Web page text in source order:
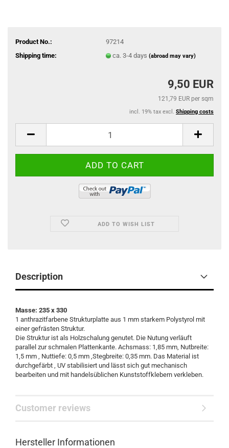
Product No.:
97214
Shipping time:
ca. 3-4 days (abroad may vary)
9,50 EUR
121,79 EUR per sqm
incl. 19% tax excl. Shipping costs
ADD TO WISH LIST
Description
Masse: 235 x 330
1 anthrazitfarbene Strukturplatte aus 1 mm starkem Polystyrol mit
einer gefrästen Struktur.
Die Struktur ist als Holzschalung genutet. Die Nutung verläuft
parallel zur schmalen Plattenkante. Achsmass: 1,85 mm, Nutbreite:
1,5 mm , Nuttiefe: 0,5 mm ,Stegbreite: 0,35 mm. Das Material ist
durchgefärbt , UV stabilisiert und lässt sich gut mechanisch
bearbeiten und mit handelsüblichen Kunststoffklebern verkleben.
Customer reviews
Hersteller Informationen